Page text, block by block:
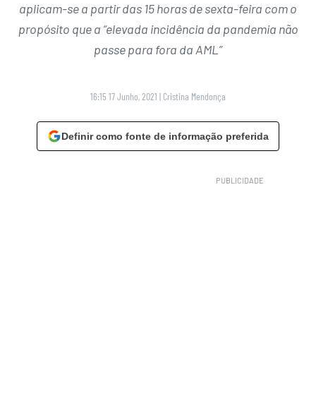
aplicam-se a partir das 15 horas de sexta-feira com o
propósito que a “elevada incidência da pandemia não
passe para fora da AML”
16:15 17 Junho, 2021 | Cristina Mendonça
Definir como fonte de informação preferida